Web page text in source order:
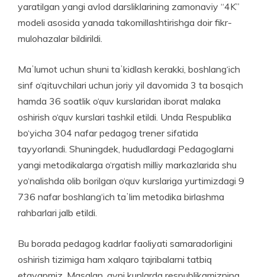
yaratilgan yangi avlod darsliklarining zamonaviy “4K”
modeli asosida yanada takomillashtirishga doir fikr-
mulohazalar bildirildi.
Maʼlumot uchun shuni taʼkidlash kerakki, boshlang‘ich
sinf o‘qituvchilari uchun joriy yil davomida 3 ta bosqich
hamda 36 soatlik o‘quv kurslaridan iborat malaka
oshirish o‘quv kurslari tashkil etildi. Unda Respublika
bo‘yicha 304 nafar pedagog tre­ner sifatida
tayyorlandi. Shuningdek, hududlardagi Pedagoglarni
yangi metodikalarga o‘rgatish milliy markazlarida shu
yo‘nalishda olib borilgan o‘quv kurslariga yurtimizdagi 9
736 nafar boshlang‘ich taʼlim metodika birlashma
rahbarlari jalb etildi.
Bu borada pedagog kadrlar faoliyati samaradorligini
oshirish tizimiga ham xalqaro tajribalarni tatbiq